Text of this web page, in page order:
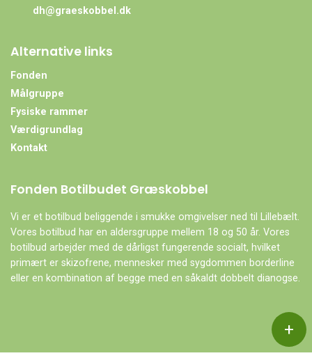
dh@graeskobbel.dk
Alternative links
Fonden
Målgruppe
Fysiske rammer
Værdigrundlag
Kontakt
Fonden Botilbudet Græskobbel
Vi er et botilbud beliggende i smukke omgivelser ned til Lillebælt.
Vores botilbud har en aldersgruppe mellem 18 og 50 år. Vores
botilbud arbejder med de dårligst fungerende socialt, hvilket
primært er skizofrene, mennesker med sygdommen borderline
eller en kombination af begge med en såkaldt dobbelt dianogse.
+